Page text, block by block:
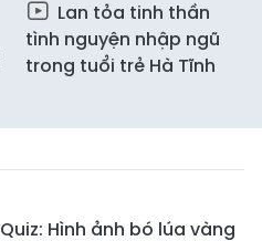
Lan tỏa tinh thần
tình nguyện nhập ngũ
trong tuổi trẻ Hà Tĩnh
Quiz: Hình ảnh bó lúa vàng